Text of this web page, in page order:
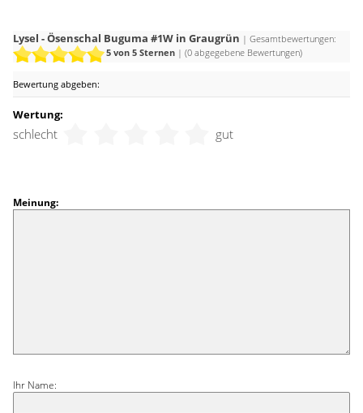
Lysel - Ösenschal Buguma #1W in Graugrün | Gesamtbewertungen:
5 von 5 Sternen | (0 abgegebene Bewertungen)
Bewertung abgeben:
Wertung:
schlecht gut
Meinung:
Ihr Name: